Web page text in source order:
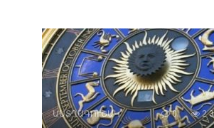
ԱՍՏՂԱԳՈՒՇԱԿ 0 2